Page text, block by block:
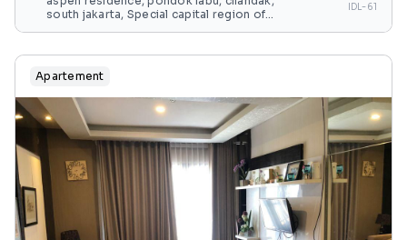
south jakarta, Special capital region of
IDL-61
Apartement